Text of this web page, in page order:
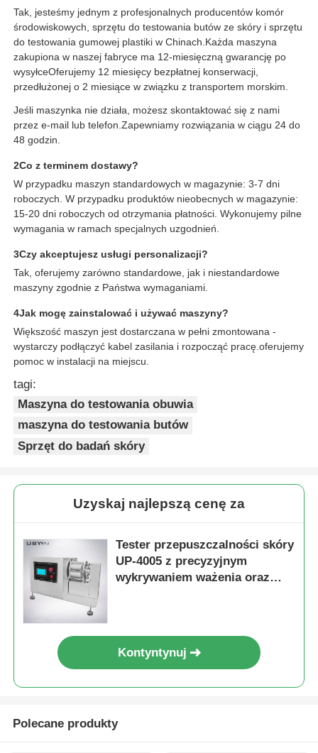
Tak, jesteśmy jednym z profesjonalnych producentów komór
środowiskowych, sprzętu do testowania butów ze skóry i sprzętu
do testowania gumowej plastiki w Chinach.Każda maszyna
zakupiona w naszej fabryce ma 12-miesięczną gwarancję po
wysyłceOferujemy 12 miesięcy bezpłatnej konserwacji,
przedłużonej o 2 miesiące w związku z transportem morskim.
Jeśli maszynka nie działa, możesz skontaktować się z nami
przez e-mail lub telefon.Zapewniamy rozwiązania w ciągu 24 do
48 godzin.
2Co z terminem dostawy?
W przypadku maszyn standardowych w magazynie: 3-7 dni
roboczych. W przypadku produktów nieobecnych w magazynie:
15-20 dni roboczych od otrzymania płatności. Wykonujemy pilne
wymagania w ramach specjalnych uzgodnień.
3Czy akceptujesz usługi personalizacji?
Tak, oferujemy zarówno standardowe, jak i niestandardowe
maszyny zgodnie z Państwa wymaganiami.
4Jak mogę zainstalować i używać maszyny?
Większość maszyn jest dostarczana w pełni zmontowana -
wystarczy podłączyć kabel zasilania i rozpocząć pracę.oferujemy
pomoc w instalacji na miejscu.
tagi:
Maszyna do testowania obuwia
maszyna do testowania butów
Sprzęt do badań skóry
Uzyskaj najlepszą cenę za
Tester przepuszczalności skóry
UP-4005 z precyzyjnym
wykrywaniem ważenia oraz
Kontyntynuj
Polecane produkty